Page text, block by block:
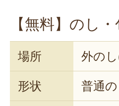
【無料】のし
場所 外の
形状 普通の